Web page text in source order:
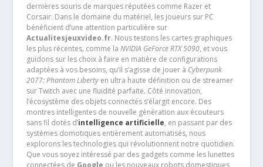
dernières souris de marques réputées comme Razer et
Corsair. Dans le domaine du matériel, les joueurs sur PC
bénéficient d’une attention particulière sur
Actualitesjeuxvideo.fr. Nous testons les cartes graphiques
les plus récentes, comme la NVIDIA GeForce RTX 5090, et vous
guidons sur les choix à faire en matière de configurations
adaptées à vos besoins, qu’il s’agisse de jouer à Cyberpunk
2077: Phantom Libertyen ultra haute définition ou de streamer
sur Twitch avec une fluidité parfaite. Côté innovation,
l’écosystème des objets connectés s’élargit encore. Des
montres intelligentes de nouvelle génération aux écouteurs
sans fil dotés d’intelligence artificielle, en passant par des
systèmes domotiques entièrement automatisés, nous
explorons les technologies qui révolutionnent notre quotidien.
Que vous soyez intéressé par des gadgets comme les lunettes
connectées de Google ou les nouveaux robots domestiques,